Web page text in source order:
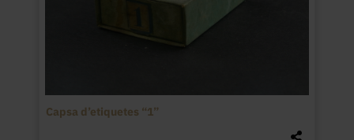
Capsa d’etiquetes “1”